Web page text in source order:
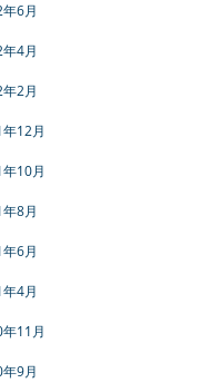
6月
4月
2月
12月
10月
8月
6月
4月
11月
9月